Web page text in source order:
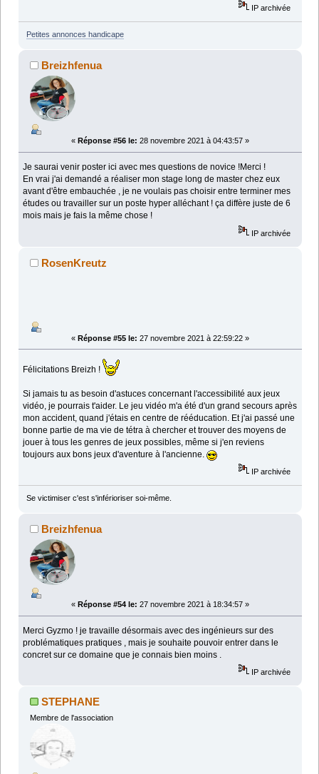
IP archivée
Petites annonces handicape
Breizhfenua
« Réponse #56 le: 28 novembre 2021 à 04:43:57 »
Je saurai venir poster ici avec mes questions de novice !Merci !
En vrai j'ai demandé a réaliser mon stage long de master chez eux
avant d'être embauchée , je ne voulais pas choisir entre terminer mes
études ou travailler sur un poste hyper alléchant ! ça diffère juste de 6
mois mais je fais la même chose !
IP archivée
RosenKreutz
« Réponse #55 le: 27 novembre 2021 à 22:59:22 »
Félicitations Breizh !
Si jamais tu as besoin d'astuces concernant l'accessibilité aux jeux
vidéo, je pourrais t'aider. Le jeu vidéo m'a été d'un grand secours après
mon accident, quand j'étais en centre de rééducation. Et j'ai passé une
bonne partie de ma vie de tétra à chercher et trouver des moyens de
jouer à tous les genres de jeux possibles, même si j'en reviens
toujours aux bons jeux d'aventure à l'ancienne.
IP archivée
Se victimiser c'est s'inférioriser soi-même.
Breizhfenua
« Réponse #54 le: 27 novembre 2021 à 18:34:57 »
Merci Gyzmo ! je travaille désormais avec des ingénieurs sur des
problématiques pratiques , mais je souhaite pouvoir entrer dans le
concret sur ce domaine que je connais bien moins .
IP archivée
STEPHANE
Membre de l'association